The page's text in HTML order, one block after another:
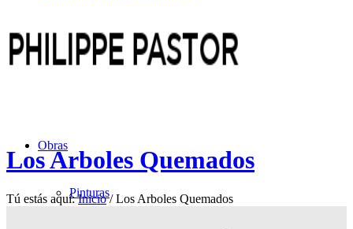
Obras
Pinturas
Los Arboles Quemados
Tú estás aquí: Inicio / Los Arboles Quemados